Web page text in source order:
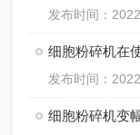
发布时间：
细胞粉碎机在
发布时间：
细胞粉碎机变